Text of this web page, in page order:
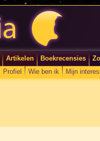
Artikelen Boekrecensies
Profiel
Wie ben ik Mijn